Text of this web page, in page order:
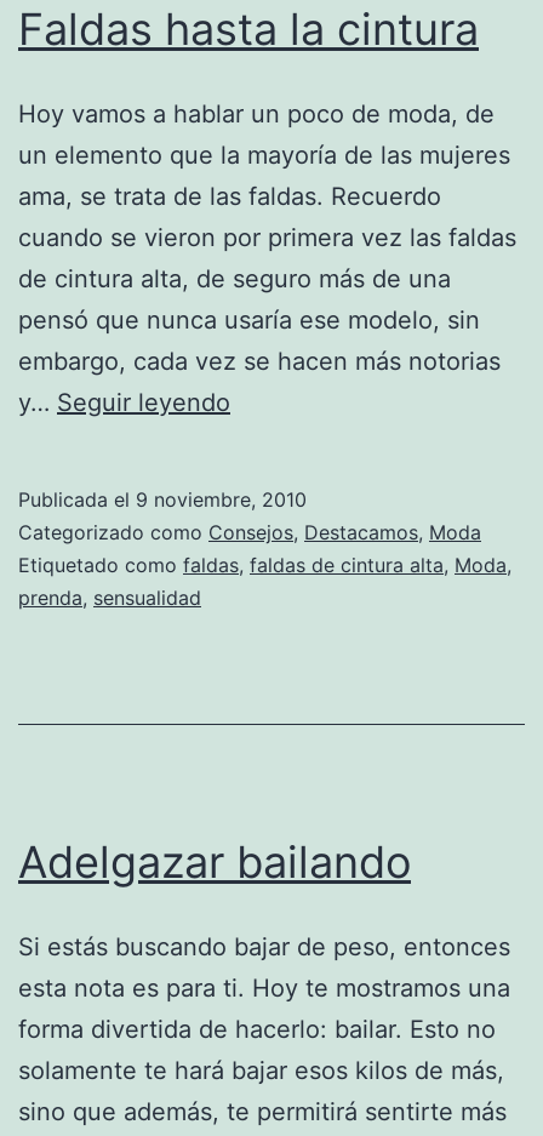
Faldas hasta la cintura
Hoy vamos a hablar un poco de moda, de
un elemento que la mayoría de las mujeres
ama, se trata de las faldas. Recuerdo
cuando se vieron por primera vez las faldas
de cintura alta, de seguro más de una
pensó que nunca usaría ese modelo, sin
embargo, cada vez se hacen más notorias
y… Seguir leyendo
cintura
Publicada el 9 noviembre, 2010
Categorizado como Consejos, Destacamos, Moda
Etiquetado como faldas, faldas de cintura alta, Moda,
prenda, sensualidad
Adelgazar bailando
Si estás buscando bajar de peso, entonces
esta nota es para ti. Hoy te mostramos una
forma divertida de hacerlo: bailar. Esto no
solamente te hará bajar esos kilos de más,
sino que además, te permitirá sentirte más